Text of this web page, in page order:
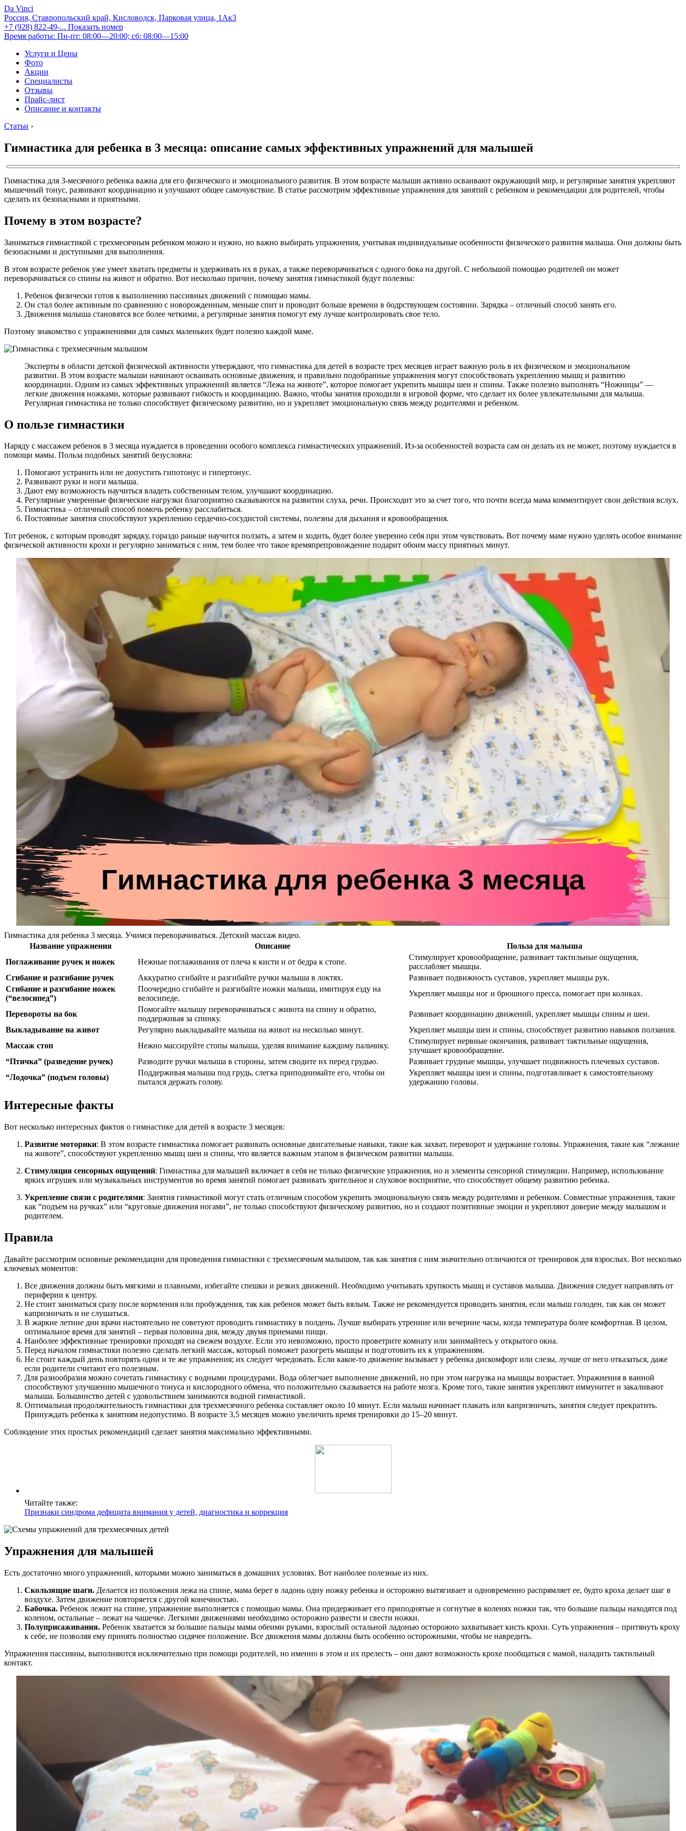
Da Vinci
Россия, Ставропольский край, Кисловодск, Парковая улица, 1Ак3
+7 (928) 822-49-... Показать номер
Время работы: Пн-пт: 08:00—20:00; сб: 08:00—15:00
Услуги и Цены
Фото
Акции
Специалисты
Отзывы
Прайс-лист
Описание и контакты
Статьи ›
Гимнастика для ребенка в 3 месяца: описание самых эффективных упражнений для малышей
Гимнастика для 3-месячного ребенка важна для его физического и эмоционального развития. В этом возрасте малыши активно осваивают окружающий мир, и регулярные занятия укрепляют
мышечный тонус, развивают координацию и улучшают общее самочувствие. В статье рассмотрим эффективные упражнения для занятий с ребенком и рекомендации для родителей, чтобы
сделать их безопасными и приятными.
Почему в этом возрасте?
Заниматься гимнастикой с трехмесячным ребенком можно и нужно, но важно выбирать упражнения, учитывая индивидуальные особенности физического развития малыша. Они должны быть
безопасными и доступными для выполнения.
В этом возрасте ребенок уже умеет хватать предметы и удерживать их в руках, а также переворачиваться с одного бока на другой. С небольшой помощью родителей он может
переворачиваться со спины на живот и обратно. Вот несколько причин, почему занятия гимнастикой будут полезны:
Ребенок физически готов к выполнению пассивных движений с помощью мамы.
Он стал более активным по сравнению с новорожденным, меньше спит и проводит больше времени в бодрствующем состоянии. Зарядка – отличный способ занять его.
Движения малыша становятся все более четкими, а регулярные занятия помогут ему лучше контролировать свое тело.
Поэтому знакомство с упражнениями для самых маленьких будет полезно каждой маме.
Эксперты в области детской физической активности утверждают, что гимнастика для детей в возрасте трех месяцев играет важную роль в их физическом и эмоциональном
развитии. В этом возрасте малыши начинают осваивать основные движения, и правильно подобранные упражнения могут способствовать укреплению мышц и развитию
координации. Одним из самых эффективных упражнений является “Лежа на животе”, которое помогает укрепить мышцы шеи и спины. Также полезно выполнять “Ножницы” —
легкие движения ножками, которые развивают гибкость и координацию. Важно, чтобы занятия проходили в игровой форме, что сделает их более увлекательными для малыша.
Регулярная гимнастика не только способствует физическому развитию, но и укрепляет эмоциональную связь между родителями и ребенком.
О пользе гимнастики
Наряду с массажем ребенок в 3 месяца нуждается в проведении особого комплекса гимнастических упражнений. Из-за особенностей возраста сам он делать их не может, поэтому нуждается в
помощи мамы. Польза подобных занятий безусловна:
Помогают устранить или не допустить гипотонус и гипертонус.
Развивают руки и ноги малыша.
Дают ему возможность научиться владеть собственным телом, улучшают координацию.
Регулярные умеренные физические нагрузки благоприятно сказываются на развитии слуха, речи. Происходит это за счет того, что почти всегда мама комментирует свои действия вслух.
Гимнастика – отличный способ помочь ребенку расслабиться.
Постоянные занятия способствуют укреплению сердечно-сосудистой системы, полезны для дыхания и кровообращения.
Тот ребенок, с которым проводят зарядку, гораздо раньше научится ползать, а затем и ходить, будет более уверенно себя при этом чувствовать. Вот почему маме нужно уделять особое внимание
физической активности крохи и регулярно заниматься с ним, тем более что такое времяпрепровождение подарит обоим массу приятных минут.
Гимнастика для ребенка 3 месяца. Учимся переворачиваться. Детский массаж видео.
Название упражнения
Описание
Польза для малыша
Поглаживание ручек и ножек
Нежные поглаживания от плеча к кисти и от бедра к стопе.
Стимулирует кровообращение, развивает тактильные ощущения,
расслабляет мышцы.
Сгибание и разгибание ручек
Аккуратно сгибайте и разгибайте ручки малыша в локтях.
Развивает подвижность суставов, укрепляет мышцы рук.
Сгибание и разгибание ножек
(“велосипед”)
Поочередно сгибайте и разгибайте ножки малыша, имитируя езду на
велосипеде.
Укрепляет мышцы ног и брюшного пресса, помогает при коликах.
Перевороты на бок
Помогайте малышу переворачиваться с живота на спину и обратно,
поддерживая за спинку.
Развивает координацию движений, укрепляет мышцы спины и шеи.
Выкладывание на живот
Регулярно выкладывайте малыша на живот на несколько минут.
Укрепляет мышцы шеи и спины, способствует развитию навыков ползания.
Массаж стоп
Нежно массируйте стопы малыша, уделяя внимание каждому пальчику.
Стимулирует нервные окончания, развивает тактильные ощущения,
улучшает кровообращение.
“Птичка” (разведение ручек)
Разводите ручки малыша в стороны, затем сводите их перед грудью.
Развивает грудные мышцы, улучшает подвижность плечевых суставов.
“Лодочка” (подъем головы)
Поддерживая малыша под грудь, слегка приподнимайте его, чтобы он
пытался держать голову.
Укрепляет мышцы шеи и спины, подготавливает к самостоятельному
удержанию головы.
Интересные факты
Вот несколько интересных фактов о гимнастике для детей в возрасте 3 месяцев:
Развитие моторики: В этом возрасте гимнастика помогает развивать основные двигательные навыки, такие как захват, переворот и удержание головы. Упражнения, такие как “лежание
на животе”, способствуют укреплению мышц шеи и спины, что является важным этапом в физическом развитии малыша.
Стимуляция сенсорных ощущений: Гимнастика для малышей включает в себя не только физические упражнения, но и элементы сенсорной стимуляции. Например, использование
ярких игрушек или музыкальных инструментов во время занятий помогает развивать зрительное и слуховое восприятие, что способствует общему развитию ребенка.
Укрепление связи с родителями: Занятия гимнастикой могут стать отличным способом укрепить эмоциональную связь между родителями и ребенком. Совместные упражнения, такие
как “подъем на ручках” или “круговые движения ногами”, не только способствуют физическому развитию, но и создают позитивные эмоции и укрепляют доверие между малышом и
родителем.
Правила
Давайте рассмотрим основные рекомендации для проведения гимнастики с трехмесячным малышом, так как занятия с ним значительно отличаются от тренировок для взрослых. Вот несколько
ключевых моментов:
Все движения должны быть мягкими и плавными, избегайте спешки и резких движений. Необходимо учитывать хрупкость мышц и суставов малыша. Движения следует направлять от
периферии к центру.
Не стоит заниматься сразу после кормления или пробуждения, так как ребенок может быть вялым. Также не рекомендуется проводить занятия, если малыш голоден, так как он может
капризничать и не слушаться.
В жаркие летние дни врачи настоятельно не советуют проводить гимнастику в полдень. Лучше выбирать утренние или вечерние часы, когда температура более комфортная. В целом,
оптимальное время для занятий – первая половина дня, между двумя приемами пищи.
Наиболее эффективные тренировки проходят на свежем воздухе. Если это невозможно, просто проветрите комнату или занимайтесь у открытого окна.
Перед началом гимнастики полезно сделать легкий массаж, который поможет разогреть мышцы и подготовить их к упражнениям.
Не стоит каждый день повторять одни и те же упражнения; их следует чередовать. Если какое-то движение вызывает у ребенка дискомфорт или слезы, лучше от него отказаться, даже
если родители считают его полезным.
Для разнообразия можно сочетать гимнастику с водными процедурами. Вода облегчает выполнение движений, но при этом нагрузка на мышцы возрастает. Упражнения в ванной
способствуют улучшению мышечного тонуса и кислородного обмена, что положительно сказывается на работе мозга. Кроме того, такие занятия укрепляют иммунитет и закаливают
малыша. Большинство детей с удовольствием занимаются водной гимнастикой.
Оптимальная продолжительность гимнастики для трехмесячного ребенка составляет около 10 минут. Если малыш начинает плакать или капризничать, занятия следует прекратить.
Принуждать ребенка к занятиям недопустимо. В возрасте 3,5 месяцев можно увеличить время тренировки до 15–20 минут.
Соблюдение этих простых рекомендаций сделает занятия максимально эффективными.
Читайте также:
Признаки синдрома дефицита внимания у детей, диагностика и коррекция
Упражнения для малышей
Есть достаточно много упражнений, которыми можно заниматься в домашних условиях. Вот наиболее полезные из них.
Скользящие шаги. Делается из положения лежа на спине, мама берет в ладонь одну ножку ребенка и осторожно вытягивает и одновременно распрямляет ее, будто кроха делает шаг в
воздухе. Затем движение повторяется с другой конечностью.
Бабочка. Ребенок лежит на спине, упражнение выполняется с помощью мамы. Она придерживает его приподнятые и согнутые в коленях ножки так, что большие пальцы находятся под
коленом, остальные – лежат на чашечке. Легкими движениями необходимо осторожно развести и свести ножки.
Полуприсаживания. Ребенок хватается за большие пальцы мамы обеими руками, взрослый остальной ладонью осторожно захватывает кисть крохи. Суть упражнения – притянуть кроху
к себе, не позволяя ему принять полностью сидячее положение. Все движения мамы должны быть особенно осторожными, чтобы не навредить.
Упражнения пассивны, выполняются исключительно при помощи родителей, но именно в этом и их прелесть – они дают возможность крохе пообщаться с мамой, наладить тактильный
контакт.